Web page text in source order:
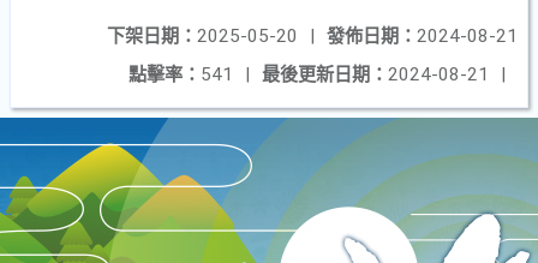
發佈日期： 2024-08-21
下架日期： 2025-05-20
|
最後更新日期： 2024-08-21 |
點擊率： 541 |